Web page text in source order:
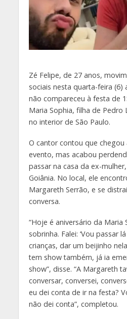
Zé Felipe, de 27 anos,
sociais nesta quarta-feira (6)
não compareceu à festa de
Maria Sophia, filha de Pedro
no interior de São Paulo.
O cantor contou que chegou
evento, mas acabou
passar na casa da ex-
Goiânia. No local, ele
Margareth Serrão, e se
conversa.
“Hoje é aniversário da Maria
sobrinha. Falei: ‘Vou passar
crianças, dar um beijinho
tem show também, já ia
show”, disse. “A Margareth
conversar, conversei,
eu dei conta de ir na festa?
não dei conta”, completou.